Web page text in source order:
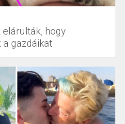
elárulták, hogy
a gazdáikat